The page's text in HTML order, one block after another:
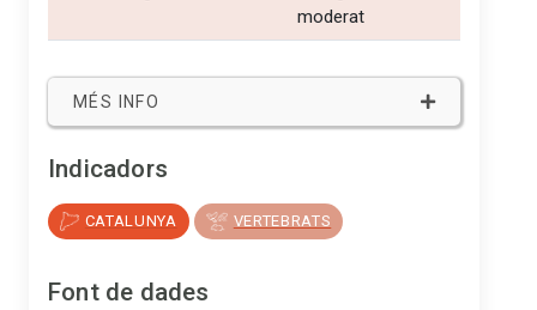
moderat
MÉS INFO
Indicadors
CATALUNYA VERTEBRATS
Font de dades